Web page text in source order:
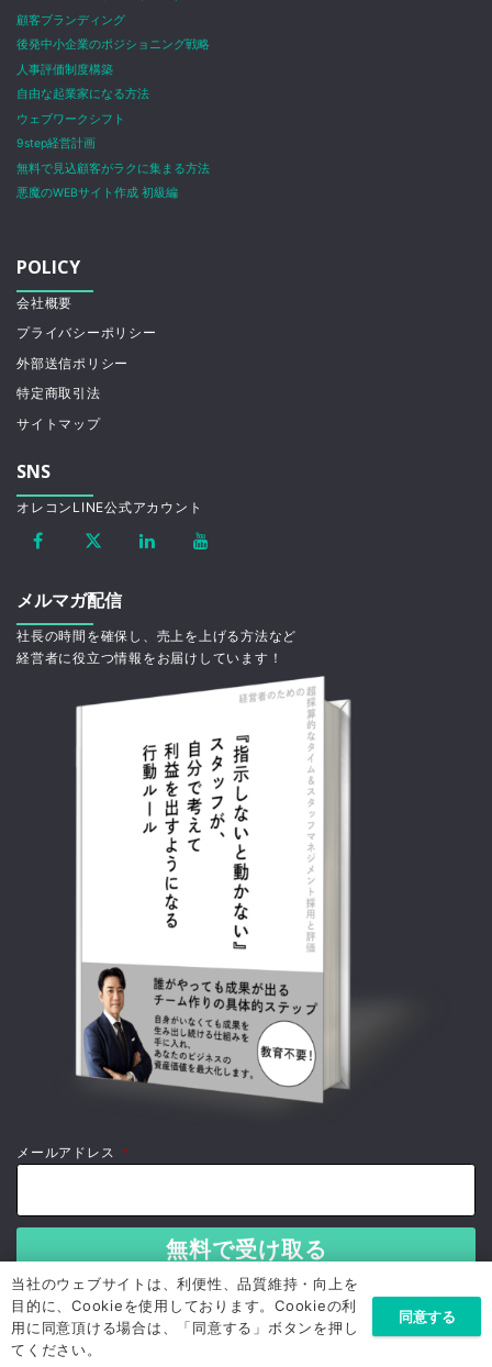
顧客ブランディング
後発中小企業のポジショニング戦略
人事評価制度構築
自由な起業家になる方法
ウェブワークシフト
9step経営計画
無料で見込顧客がラクに集まる方法
悪魔のWEBサイト作成 初級編
POLICY
会社概要
プライバシーポリシー
外部送信ポリシー
特定商取引法
サイトマップ
SNS
オレコンLINE公式アカウント
メルマガ配信
社長の時間を確保し、売上を上げる方法など
経営者に役立つ情報をお届けしています！
メールアドレス *
当社のウェブサイトは、利便性、品質維持・向上を
目的に、Cookieを使用しております。Cookieの利
用に同意頂ける場合は、「同意する」ボタンを押し
てください。
同意する